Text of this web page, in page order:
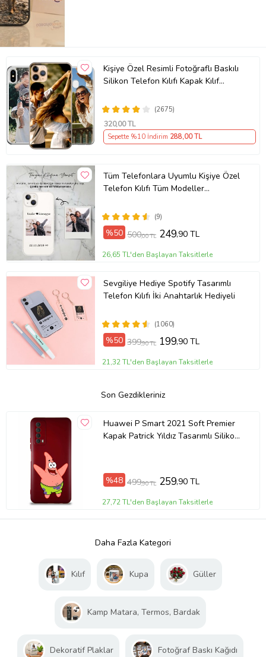
Kişiye Özel Resimli Fotoğraflı Baskılı
Silikon Telefon Kılıfı Kapak Kılıf
(2675)
320,00 TL
Sepette %10 İndirim 288,00 TL
Tüm Telefonlara Uyumlu Kişiye Özel
Telefon Kılıfı Tüm Modeller
(9)
%50 500,00 TL 249,90 TL
26,65 TL'den Başlayan Taksitlerle
Sevgiliye Hediye Spotify Tasarımlı
Telefon Kılıfı İki Anahtarlık Hediyeli
(1060)
%50 399,90 TL 199,90 TL
21,32 TL'den Başlayan Taksitlerle
Son Gezdikleriniz
Huawei P Smart 2021 Soft Premier
Kapak Patrick Yıldız Tasarımlı Silikon
%48 499,90 TL 259,90 TL
27,72 TL'den Başlayan Taksitlerle
Daha Fazla Kategori
Kılıf Kupa Güller
Kamp Matara, Termos, Bardak
Dekoratif Plaklar Fotoğraf Baskı Kağıdı